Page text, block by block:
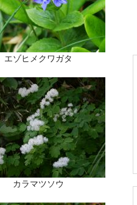
エゾヒメクワガタ
カラマツソウ